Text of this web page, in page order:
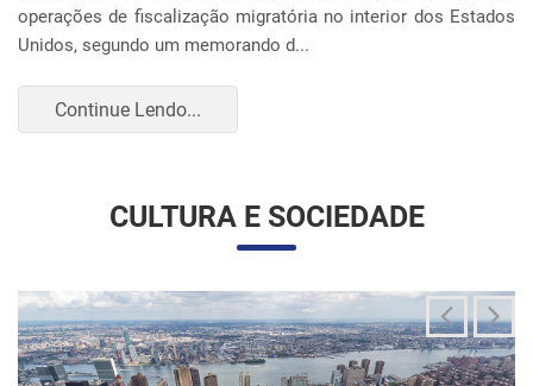
Unidos, segundo um memorando d...
Continue Lendo...